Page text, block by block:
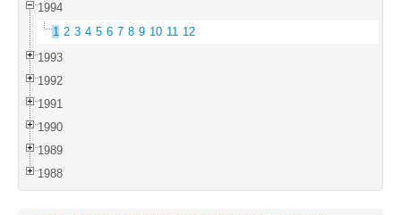
1994
1 2 3 4 5 6 7 8 9 10 11 12
1993
1992
1991
1990
1989
1988